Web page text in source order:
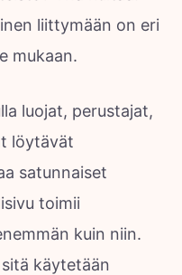
liittymään on eri
mukaan.
luojat, perustajat,
löytävät
satunnaiset
toimii
kuin niin.
käytetään